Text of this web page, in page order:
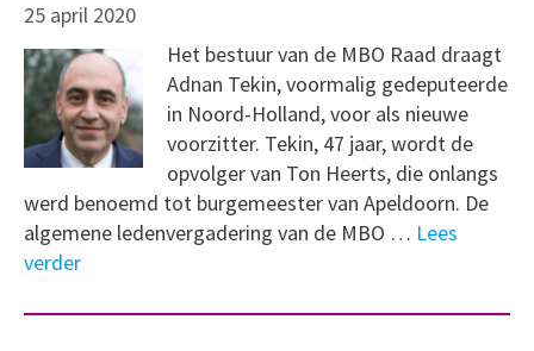
25 april 2020
Het bestuur van de MBO Raad draagt
Adnan Tekin, voormalig gedeputeerde
in Noord-Holland, voor als nieuwe
voorzitter. Tekin, 47 jaar, wordt de
opvolger van Ton Heerts, die onlangs
werd benoemd tot burgemeester van Apeldoorn. De
algemene ledenvergadering van de MBO … Lees
verder